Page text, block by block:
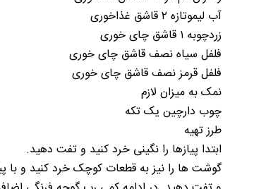
آب لیموتازه ۲ قاشق غذاخوری
زردچوبه ۱ قاشق چای خوری
فلفل سیاه نصف قاشق چای خوری
فلفل قرمز نصف قاشق چای خوری
نمک به میزان لازم
چوب دارچین یک تکه
طرز تهیه
ابتدا پیازها را نگینی خرد کنید و تفت دهید.
گوشت ها را نیز به قطعات کوچک خرد کنید و با